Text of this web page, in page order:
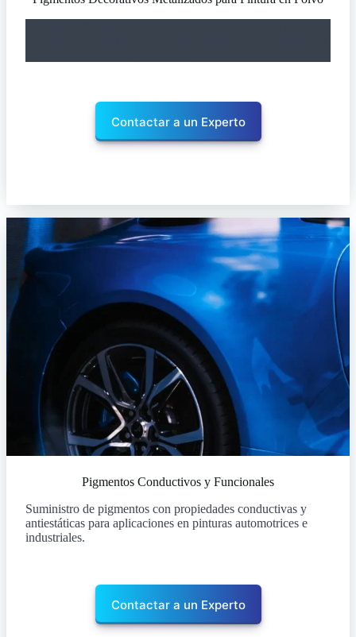
Contactar a un Experto
Pigmentos Conductivos y Funcionales
Suministro de pigmentos con propiedades conductivas y
antiestáticas para aplicaciones en pinturas automotrices e
industriales.
Contactar a un Experto